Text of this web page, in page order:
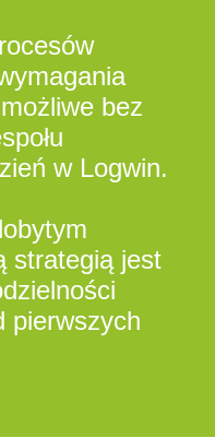
bez
w Logwin.
strategią jest
pierwszych